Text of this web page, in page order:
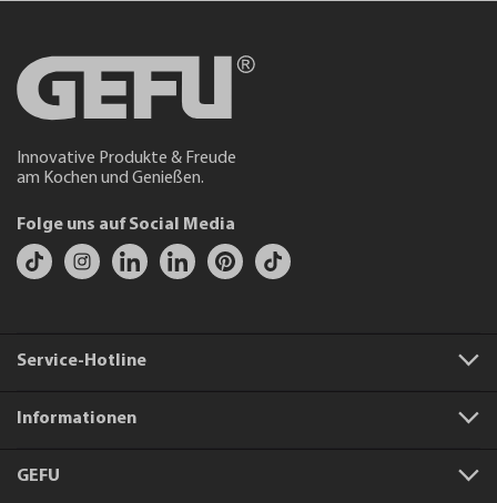
Innovative Produkte & Freude
am Kochen und Genießen.
Folge uns auf Social Media
Service-Hotline
Informationen
GEFU